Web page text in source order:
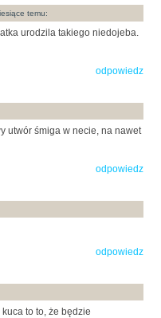
temu:
urodzila takiego niedojeba.
odpowiedz
utwór śmiga w necie, na nawet
odpowiedz
odpowiedz
to to, że będzie